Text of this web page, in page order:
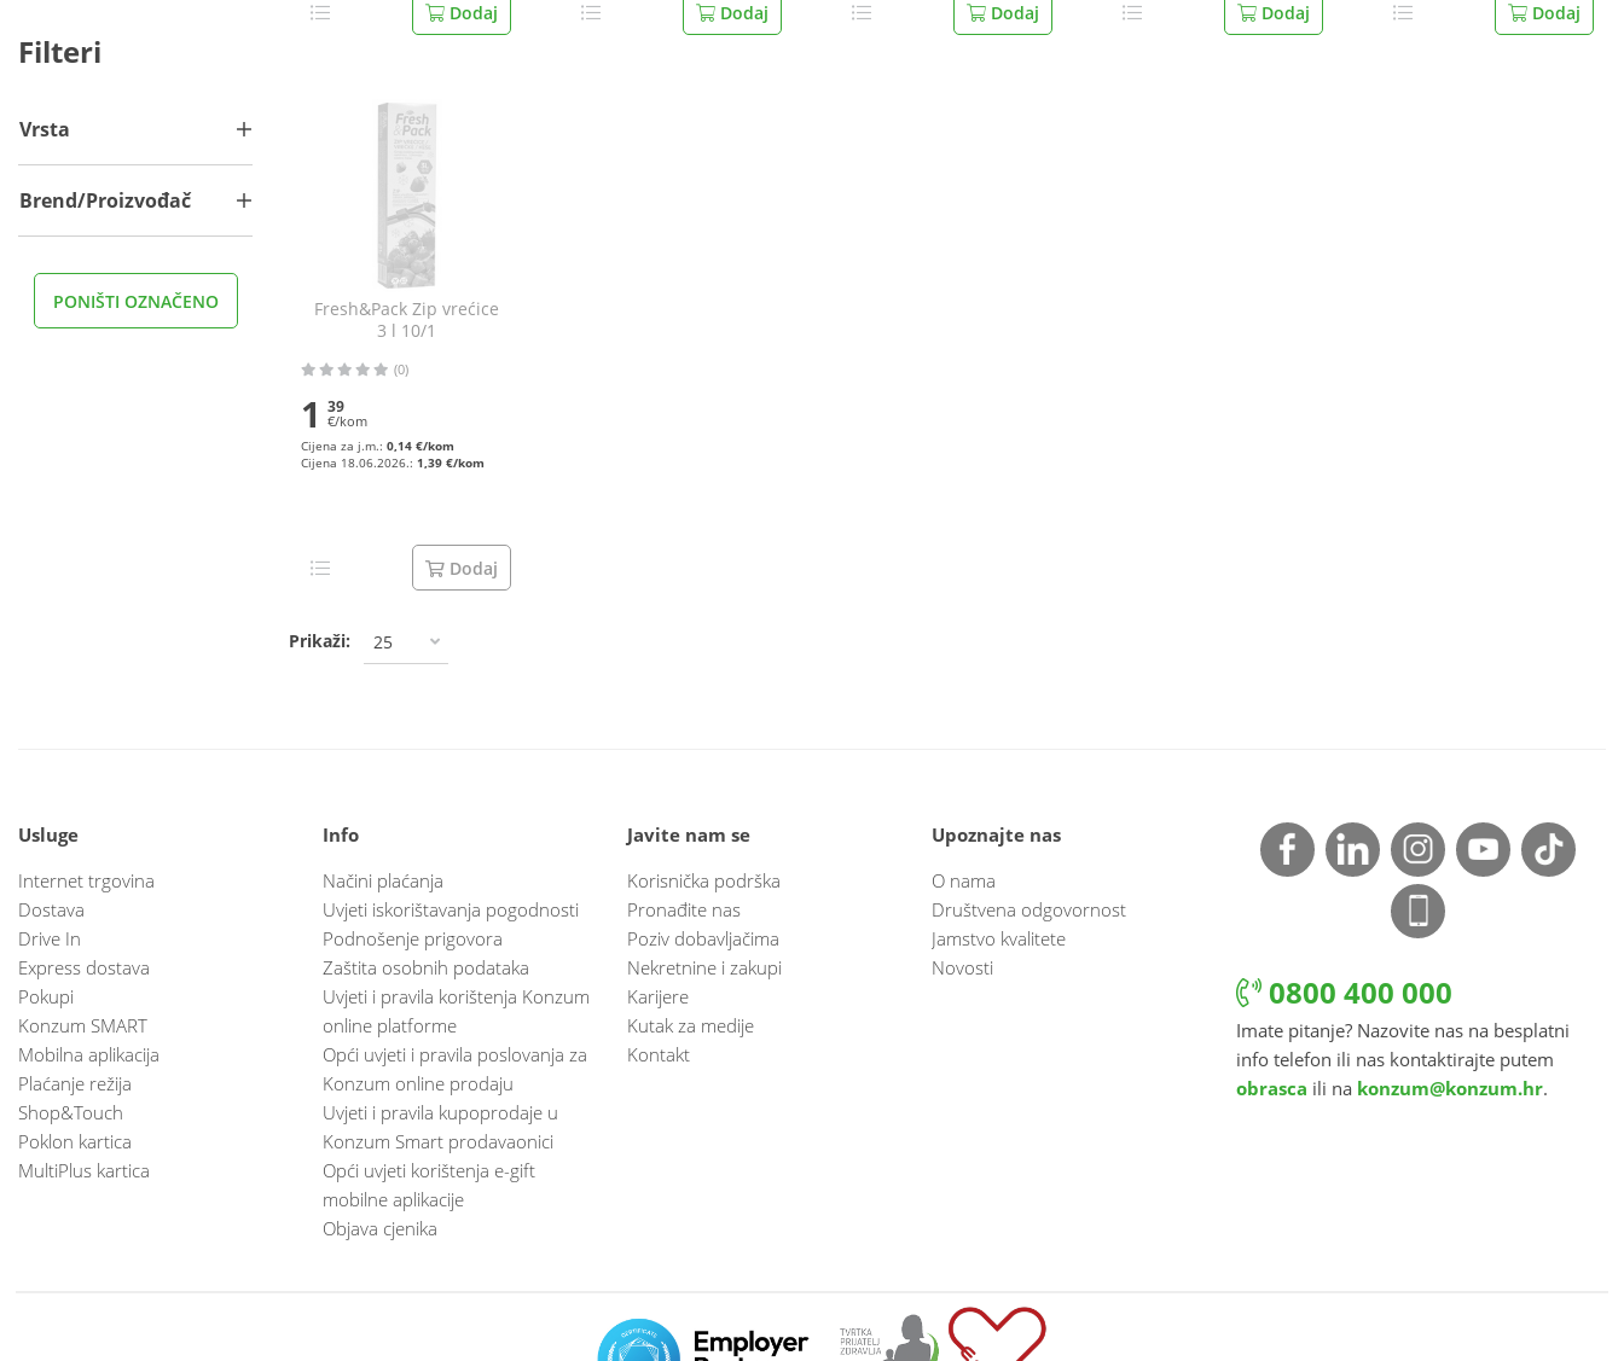
Filteri
Vrsta
Brend/Proizvođač
PONIŠTI OZNAČENO
Dodaj Dodaj Dodaj Dodaj Dodaj
Fresh&Pack Zip vrećice
3 l 10/1
(0)
1 39
€/kom
Cijena za j.m.: 0,14 €/kom
Cijena 18.06.2026.: 1,39 €/kom
Dodaj
Prikaži: 25
Usluge
Internet trgovina
Dostava
Drive In
Express dostava
Pokupi
Konzum SMART
Mobilna aplikacija
Plaćanje režija
Shop&Touch
Poklon kartica
MultiPlus kartica
Info
Načini plaćanja
Uvjeti iskorištavanja pogodnosti
Podnošenje prigovora
Zaštita osobnih podataka
Uvjeti i pravila korištenja Konzum
online platforme
Opći uvjeti i pravila poslovanja za
Konzum online prodaju
Uvjeti i pravila kupoprodaje u
Konzum Smart prodavaonici
Opći uvjeti korištenja e-gift
mobilne aplikacije
Objava cjenika
Javite nam se
Korisnička podrška
Pronađite nas
Poziv dobavljačima
Nekretnine i zakupi
Karijere
Kutak za medije
Kontakt
Upoznajte nas
O nama
Društvena odgovornost
Jamstvo kvalitete
Novosti
0800 400 000
Imate pitanje? Nazovite nas na besplatni
info telefon ili nas kontaktirajte putem
obrasca ili na konzum@konzum.hr.